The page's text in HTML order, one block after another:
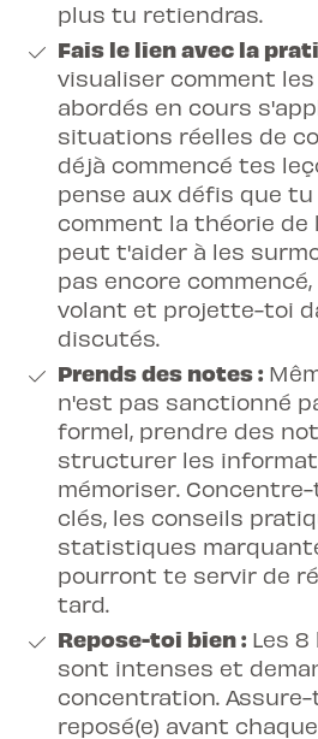
plus tu retiendras.
Fais le lien avec la
visualiser comment
abordés en cours
situations réelles de
déjà commencé tes
pense aux défis que
comment la théorie
peut t'aider à les
pas encore
volant et projette-toi
discutés.
Prends des notes :
n'est pas sanctionné
formel, prendre des
structurer les
mémoriser.
clés, les conseils
statistiques
pourront te servir de
tard.
Repose-toi bien : Les
sont intenses et
concentration.
reposé(e) avant